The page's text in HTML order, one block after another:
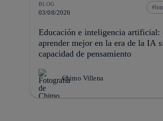
BLOG
03/08/2026
Educación e inteligencia artificial:
aprender mejor en la era de la IA
capacidad de pensamiento
Chimo Villena